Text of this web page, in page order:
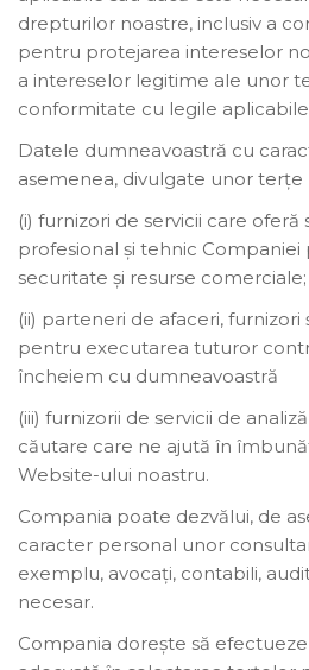
drepturilor noastre, inclusiv a
pentru protejarea intereselor
a intereselor legitime ale unor
conformitate cu legile
Datele dumneavoastră cu
asemenea, divulgate unor terțe
(i) furnizori de servicii care oferă
profesional și tehnic
securitate și resurse comerciale;
(ii) parteneri de afaceri,
pentru executarea tuturor
încheiem cu dumneavoastră
(iii) furnizorii de servicii de
căutare care ne ajută în
Website-ului noastru.
Compania poate dezvălui, de
caracter personal unor
exemplu, avocați, contabili,
necesar.
Compania dorește să